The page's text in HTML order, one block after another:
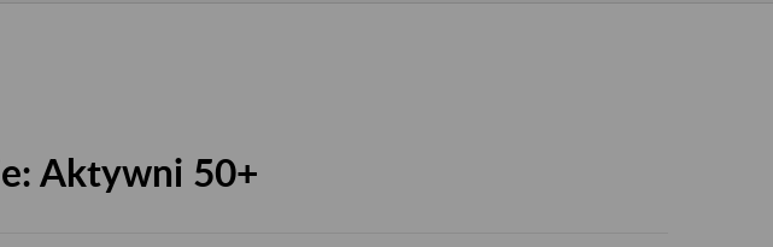
Aktywni 50+